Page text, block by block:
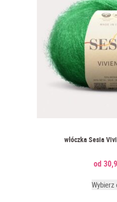
włóczka Sesia
Wybierz